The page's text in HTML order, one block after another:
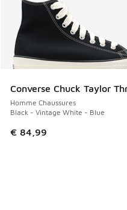
Converse Chuck Taylor
Homme Chaussures
Black - Vintage White - Blue
€ 84,99